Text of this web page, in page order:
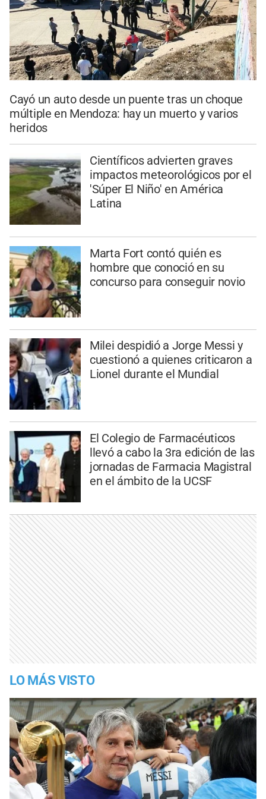
Cayó un auto desde un puente tras un choque
múltiple en Mendoza: hay un muerto y varios
heridos
Científicos advierten graves
impactos meteorológicos por el
'Súper El Niño' en América
Latina
Marta Fort contó quién es
hombre que conoció en su
concurso para conseguir novio
Milei despidió a Jorge Messi y
cuestionó a quienes criticaron a
Lionel durante el Mundial
El Colegio de Farmacéuticos
llevó a cabo la 3ra edición de las
jornadas de Farmacia Magistral
en el ámbito de la UCSF
LO MÁS VISTO